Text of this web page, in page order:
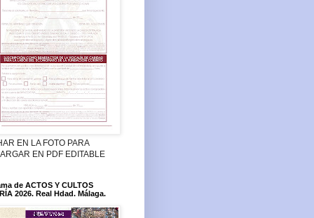
EN LA FOTO PARA
EN PDF EDITABLE
de ACTOS Y CULTOS
2026. Real Hdad. Málaga.